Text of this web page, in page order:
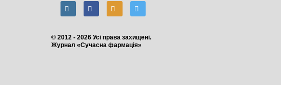
© 2012 - 2026 Усі права захищені.
Журнал «Сучасна фармація»